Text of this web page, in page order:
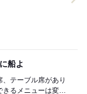
船よ
テーブル席があり
きるメニューは変わ